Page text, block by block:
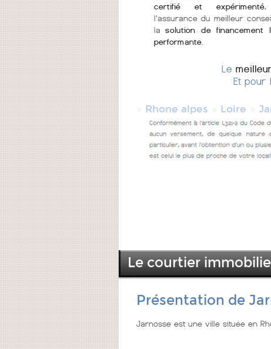
certifié et expérimenté,
l'assurance du meilleur
lasolution de financement
performante
Le
Et pour
Rhone alpes Loire
Le courtier
Présentation de
Jarnosse est une ville située en